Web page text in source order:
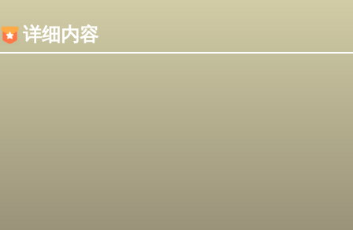
详细内容